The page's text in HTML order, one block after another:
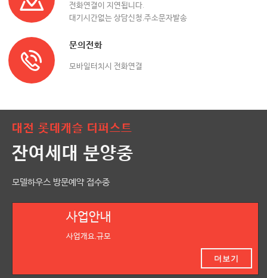
전화연결이 지연됩니다.
대기시간없는 상담신청,주소문자발송
문의전화
모바일터치시 전화연결
대전 롯데캐슬 더퍼스트
잔여세대 분양중
모델하우스 방문예약 접수중
사업안내
사업개요,규모
더보기